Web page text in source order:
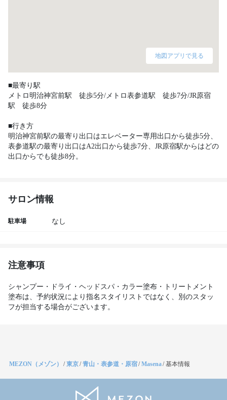
地図アプリで見る
■最寄り駅
メトロ明治神宮前駅　徒歩5分/メトロ表参道駅　徒歩7分/JR原宿
駅　徒歩8分
■行き方
明治神宮前駅の最寄り出口はエレベーター専用出口から徒歩5分、
表参道駅の最寄り出口はA2出口から徒歩7分、JR原宿駅からはどの
出口からでも徒歩8分。
サロン情報
駐車場 なし
注意事項
シャンプー・ドライ・ヘッドスパ・カラー塗布・トリートメント
塗布は、予約状況により指名スタイリストではなく、別のスタッ
フが担当する場合がございます。
MEZON（メゾン） /東京/青山・表参道・原宿/Masena/基本情報